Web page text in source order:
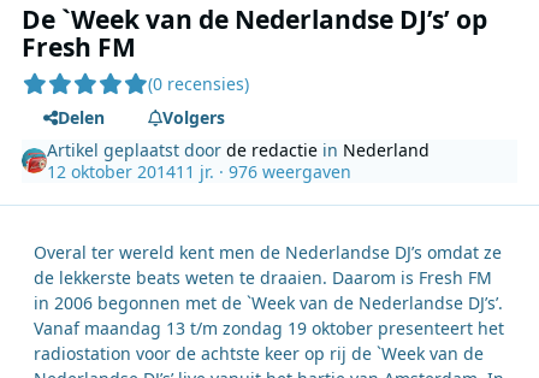
De `Week van de Nederlandse DJ’s’ op
Fresh FM
(0 recensies)
Delen
Volgers
Artikel geplaatst doorde redactie in Nederland
12 oktober 201411 jr. · 976 weergaven
Overal ter wereld kent men de Nederlandse DJ’s omdat ze
de lekkerste beats weten te draaien. Daarom is Fresh FM
in 2006 begonnen met de `Week van de Nederlandse DJ’s’.
Vanaf maandag 13 t/m zondag 19 oktober presenteert het
radiostation voor de achtste keer op rij de `Week van de